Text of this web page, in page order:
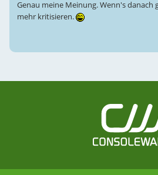
Genau meine Meinung. Wenn's danach
mehr kritisieren.